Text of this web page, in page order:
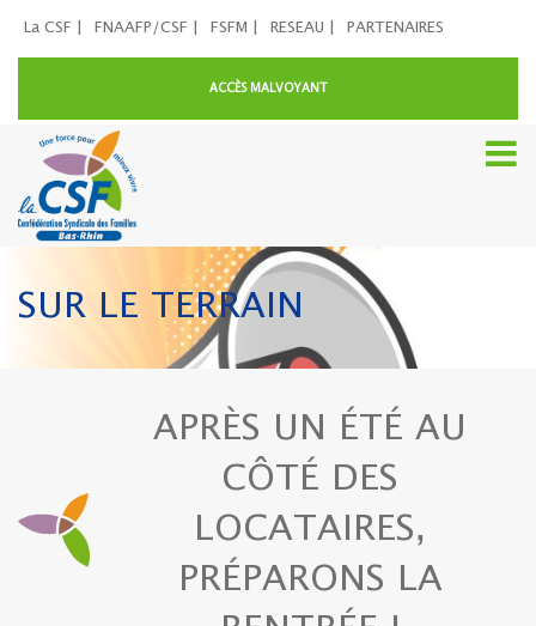
La CSF | FNAAFP/CSF | FSFM | RESEAU | PARTENAIRES
ACCÈS MALVOYANT
SUR LE TERRAIN
APRÈS UN ÉTÉ AU
CÔTÉ DES
LOCATAIRES,
PRÉPARONS LA